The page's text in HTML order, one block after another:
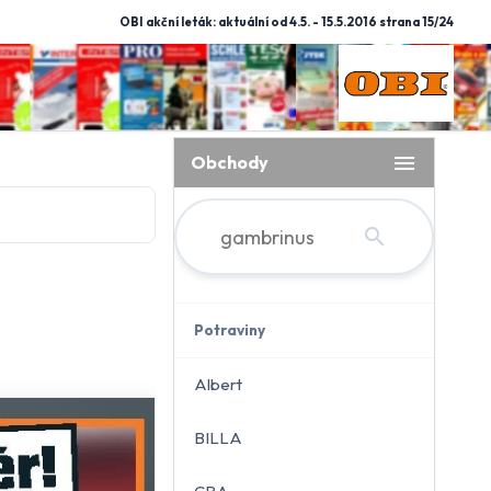
OBI akční leták: aktuální od 4.5. - 15.5.2016 strana 15/24
Obchody menu
search
Potraviny
Albert
BILLA